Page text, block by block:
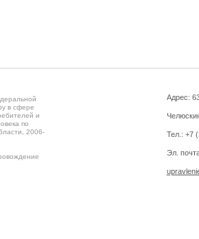
в сфере
и
по
2006-
Адрес:
Тел.: +7
Эл.